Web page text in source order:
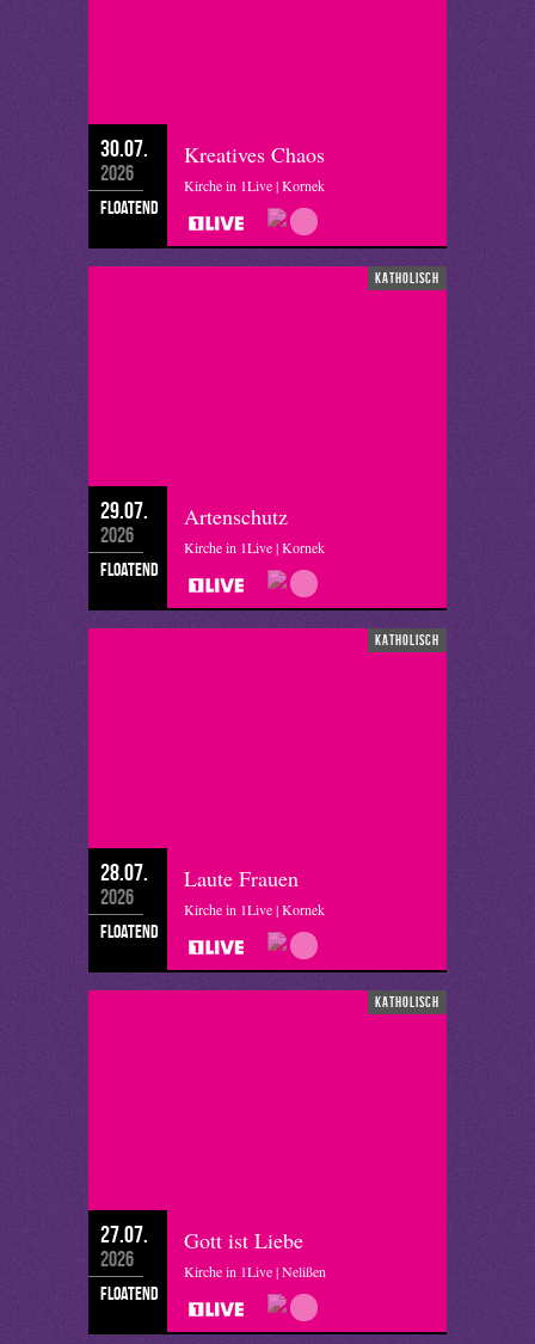
30.07.
2026
floatend
Kreatives Chaos
Kirche in 1Live | Kornek
katholisch
29.07.
2026
floatend
Artenschutz
Kirche in 1Live | Kornek
katholisch
28.07.
2026
floatend
Laute Frauen
Kirche in 1Live | Kornek
katholisch
27.07.
2026
floatend
Gott ist Liebe
Kirche in 1Live | Nelißen